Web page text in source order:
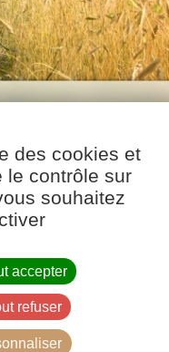
482 – JUIN
des cookies et
le contrôle sur
souhaitez
accepter
refuser